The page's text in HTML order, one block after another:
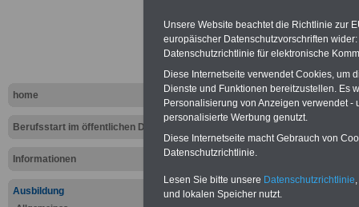
home
Berufsstart im öffentlichen Dienst
Informationen
Ausbildung
Unsere Website beachtet die Richtlinie zur
europäischer Datenschutzvorschriften
Datenschutzrichtlinie für elektronische
Diese Internetseite verwendet Cookies, um
Dienste und Funktionen bereitzustellen. Es
Personalisierung von Anzeigen verwendet
personalisierte Werbung genutzt.
Diese Internetseite macht Gebrauch von
Datenschutzrichtlinie.
Lesen Sie bitte unsere Datenschutzrichtlinie
und lokalen Speicher nutzt.